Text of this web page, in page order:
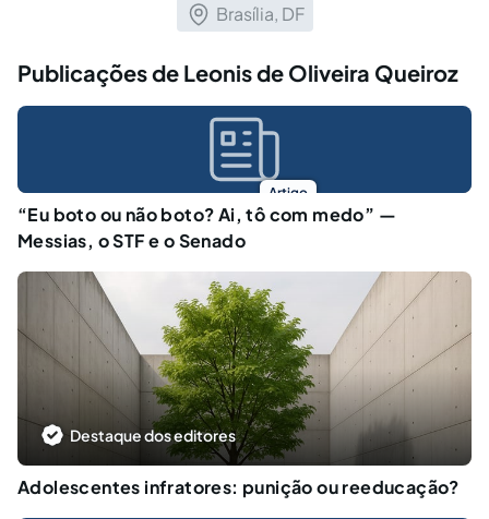
Brasília, DF
Publicações de Leonis de Oliveira Queiroz
Artigo
“Eu boto ou não boto? Ai, tô com medo” —
Messias, o STF e o Senado
Destaque dos editores
Adolescentes infratores: punição ou reeducação?